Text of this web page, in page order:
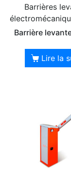
Barrières
Barrière
Lire la